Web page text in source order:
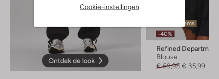
Cookie-instellingen
Ontdek de look
Laatste items
-40%
Refined Department
Blouse
€ 59,95 € 35,99